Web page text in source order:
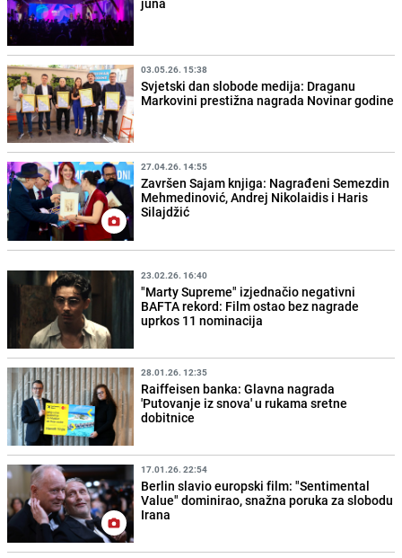
03.05.26. 15:38
Svjetski dan slobode medija: Draganu
Markovini prestižna nagrada Novinar godine
27.04.26. 14:55
Završen Sajam knjiga: Nagrađeni Semezdin
Mehmedinović, Andrej Nikolaidis i Haris
Silajdžić
23.02.26. 16:40
"Marty Supreme" izjednačio negativni
BAFTA rekord: Film ostao bez nagrade
uprkos 11 nominacija
28.01.26. 12:35
Raiffeisen banka: Glavna nagrada
'Putovanje iz snova' u rukama sretne
dobitnice
17.01.26. 22:54
Berlin slavio europski film: "Sentimental
Value" dominirao, snažna poruka za slobodu
Irana